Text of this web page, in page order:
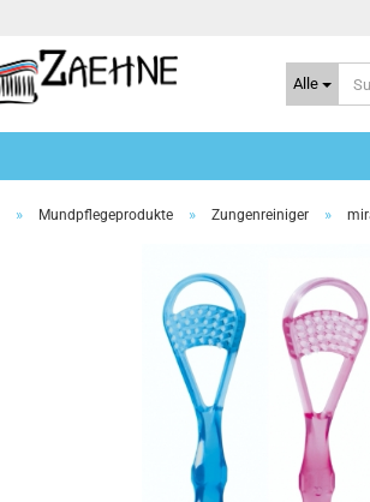
Alle
» Mundpflegeprodukte » Zungenreiniger »